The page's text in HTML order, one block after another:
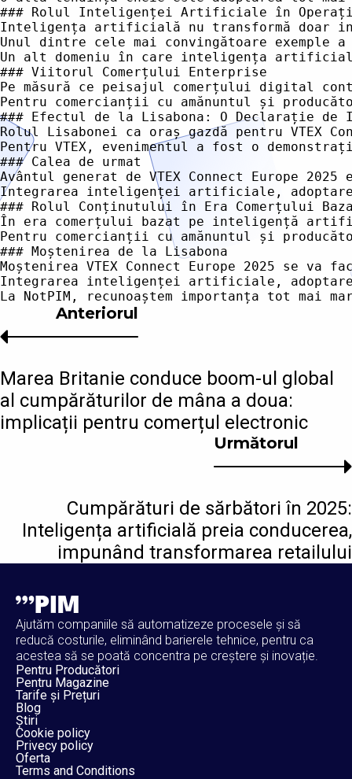
Următorul
Cumpărături de sărbători în 2025:
Inteligența artificială preia conducerea,
impunând transformarea retailului
Anteriorul
Marea Britanie conduce boom-ul global
al cumpărăturilor de mâna a doua:
implicații pentru comerțul electronic
Ajutăm companiile să automatizeze procesele și să
reducă costurile, eliminând barierele tehnice, pentru ca
acestea să se poată concentra pe creștere și inovație.
Pentru Producători
Pentru Magazine
Tarife și Prețuri
Blog
Știri
Cookie policy
Privecy policy
Oferta
Terms and Conditions